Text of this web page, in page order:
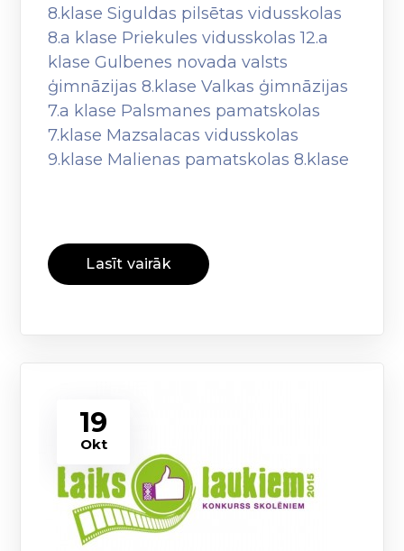
8.klase Siguldas pilsētas vidusskolas
8.a klase Priekules vidusskolas 12.a
klase Gulbenes novada valsts
ģimnāzijas 8.klase Valkas ģimnāzijas
7.a klase Palsmanes pamatskolas
7.klase Mazsalacas vidusskolas
9.klase Malienas pamatskolas 8.klase
Lasīt vairāk
19
Okt